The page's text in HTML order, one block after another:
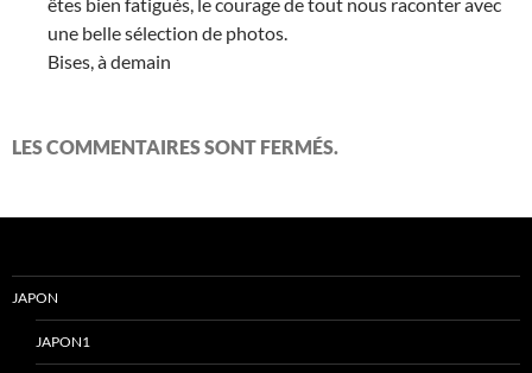
une belle sélection de photos.
Bises, à demain
LES COMMENTAIRES SONT FERMÉS.
JAPON
JAPON1